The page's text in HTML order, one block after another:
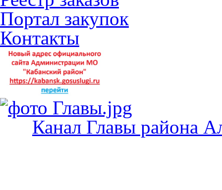
Портал закупок
Контакты
Канал Главы района